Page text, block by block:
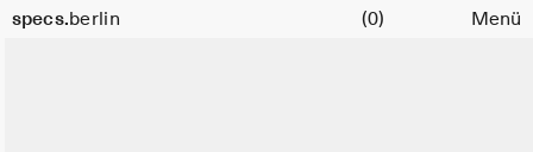
specs.berlin
Warenkorb (0) Menü
Farbe: